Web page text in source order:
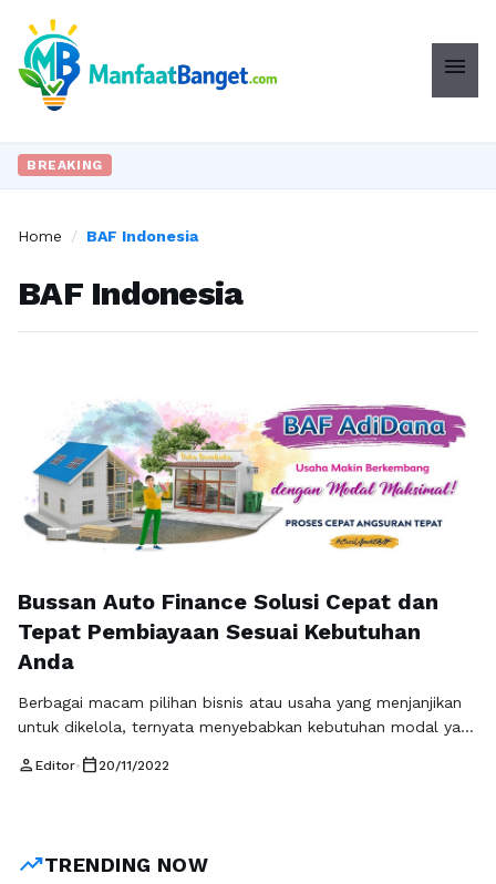
menu
BREAKING
Home / BAF Indonesia
BAF Indonesia
Bussan Auto Finance Solusi Cepat dan
Tepat Pembiayaan Sesuai Kebutuhan
Anda
Berbagai macam pilihan bisnis atau usaha yang menjanjikan
untuk dikelola, ternyata menyebabkan kebutuhan modal yang
berbisnis atau membuka usaha yang menjanjikan tersebut
salahnya …Baca Selengkapnya
person Editor• calendar_today 20/11/2022
trending_upTRENDING NOW